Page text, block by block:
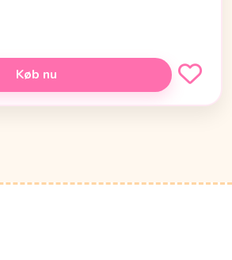
Køb nu